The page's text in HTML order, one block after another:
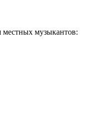
местных музыкантов: